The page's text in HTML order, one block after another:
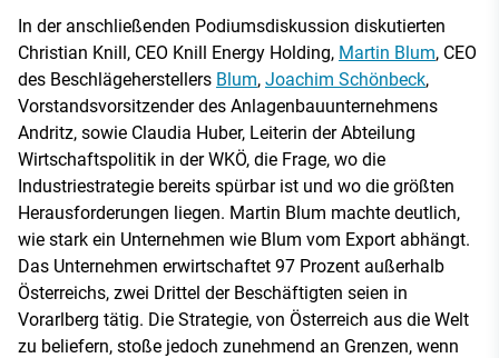
In der anschließenden Podiumsdiskussion diskutierten
Christian Knill, CEO Knill Energy Holding, Martin Blum, CEO
des Beschlägeherstellers Blum, Joachim Schönbeck,
Vorstandsvorsitzender des Anlagenbauunternehmens
Andritz, sowie Claudia Huber, Leiterin der Abteilung
Wirtschaftspolitik in der WKÖ, die Frage, wo die
Industriestrategie bereits spürbar ist und wo die größten
Herausforderungen liegen. Martin Blum machte deutlich,
wie stark ein Unternehmen wie Blum vom Export abhängt.
Das Unternehmen erwirtschaftet 97 Prozent außerhalb
Österreichs, zwei Drittel der Beschäftigten seien in
Vorarlberg tätig. Die Strategie, von Österreich aus die Welt
zu beliefern, stoße jedoch zunehmend an Grenzen, wenn